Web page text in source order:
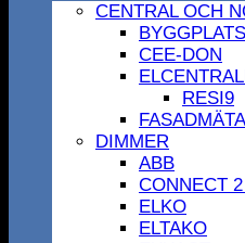
CENTRAL OCH
CEE-DON
RESI9
DIMMER
ABB
CONNECT
ELKO
ELTAKO